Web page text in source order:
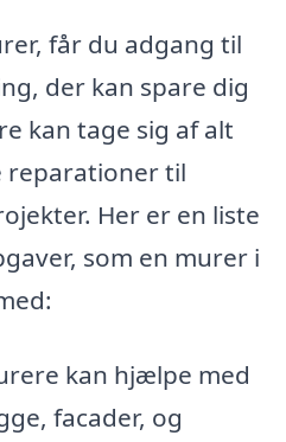
får du adgang til
der kan spare dig
kan tage sig af alt
til
Her er en liste
som en murer i
kan hjælpe med
facader, og